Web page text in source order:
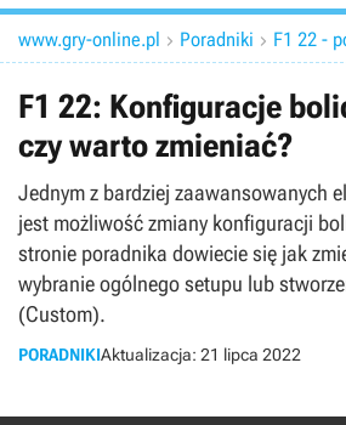
www.gry-online.pl  Poradniki  F1 22 -
F1 22: Konfiguracje
czy warto zmieniać?
Jednym z bardziej zaawansowanych
jest możliwość zmiany konfiguracji
stronie poradnika dowiecie się jak
wybranie ogólnego setupu lub
(Custom).
PORADNIKIAktualizacja: 21 lipca 2022